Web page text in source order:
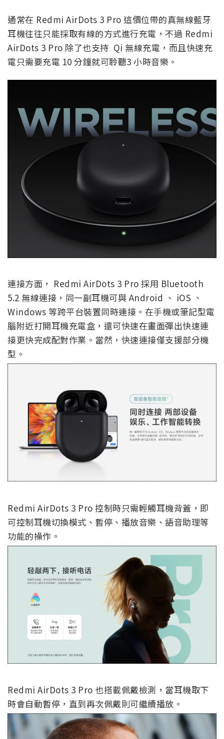
通常在 Redmi AirDots 3 Pro 這價位帶的真無線藍牙
耳機往往只能採取有線的方式進行充電，不過 Redmi
AirDots 3 Pro 除了也支持 Qi 無線充電，而且快速充
電只需要充電 10 分鐘就可聆聽3 小時音樂。
連接方面， Redmi AirDots 3 Pro 採用 Bluetooth
5.2 無線連接，同一副耳機可與 Android 、 iOS 、
Windows 等跨平台裝置同時連接。在手機或筆記型電
腦附近打開耳機充電盒，還可快速在畫面彈出快速連
接更快完成配對作業。當然，快速連接僅支援部分機
型。
Redmi AirDots 3 Pro 控制時只需輕觸耳機背蓋，即
可控制耳機切換模式、暫停、播放音樂、語音助理等
功能的操作。
Redmi AirDots 3 Pro 也搭載佩戴檢測，當耳機取下
時會自動暫停，直到再次佩戴則可繼續播放。